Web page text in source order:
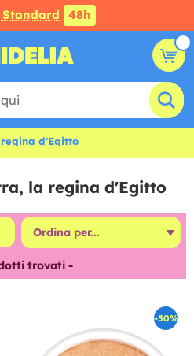
48h
d'Egitto
la regina d'Egitto
trovati -
-50%